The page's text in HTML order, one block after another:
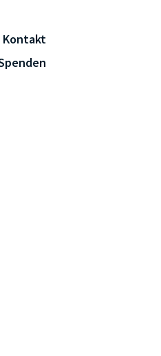
Kontakt